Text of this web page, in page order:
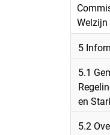
5
5.1
en
5.2